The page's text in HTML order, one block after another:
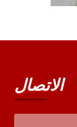
الاتصال